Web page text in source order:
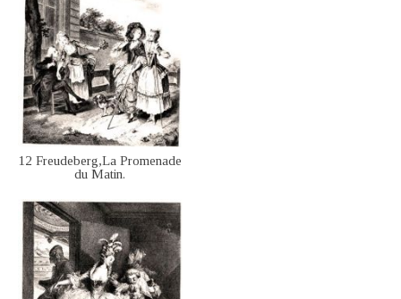
12 Freudeberg,La Promenade
du Matin.